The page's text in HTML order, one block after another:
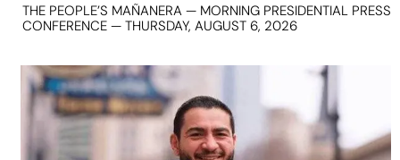
THE PEOPLE’S MAÑANERA — MORNING PRESIDENTIAL PRESS
CONFERENCE — THURSDAY, AUGUST 6, 2026